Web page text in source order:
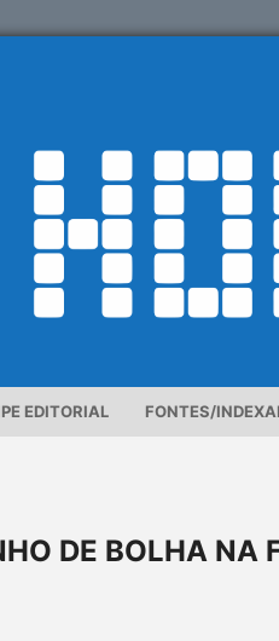
EDITORIAL FONTES/
DE BOLHA NA